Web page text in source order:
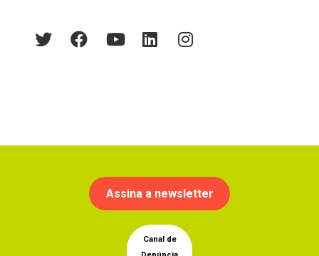
Assina a newsletter
Canal de